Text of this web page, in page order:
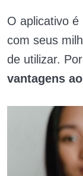
O aplicativo
com seus
de utilizar.
vantagens